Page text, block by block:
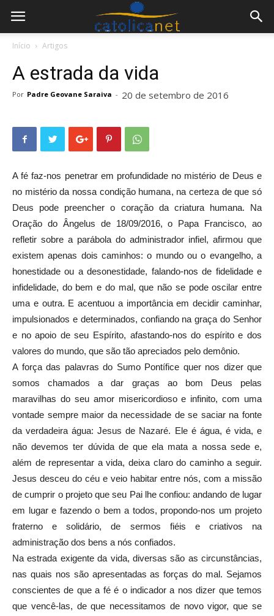
Início Artigos
A estrada da vida
Por Padre Geovane Saraiva - 20 de setembro de 2016
A fé faz-nos penetrar em profundidade no mistério de Deus e
no mistério da nossa condição humana, na certeza de que só
Deus pode preencher o coração da criatura humana. Na
Oração do Ângelus de 18/09/2016, o Papa Francisco, ao
refletir sobre a parábola do administrador infiel, afirmou que
existem apenas dois caminhos: o mundo ou o evangelho, a
honestidade ou a desonestidade, falando-nos de fidelidade e
infidelidade, do bem e do mal, que não se pode oscilar entre
uma e outra. E acentuou a importância em decidir caminhar,
impulsionados e determinados, confiando na graça do Senhor
e no apoio de seu Espírito, afastando-nos do espírito e dos
valores do mundo, que são tão apreciados pelo demônio.
A força das palavras do Sumo Pontífice quer nos dizer que
somos chamados a dar graças ao bom Deus pelas
maravilhas do seu amor misericordioso e infinito, com uma
vontade sempre maior da necessidade de se saciar na fonte
da verdadeira água: Jesus de Nazaré. Ele é água, é vida, e
não devemos ter dúvida de que ela mata a nossa sede e,
além de representar a vida, deixa claro do caminho a seguir.
Jesus desceu do céu e veio habitar entre nós, com a missão
de cumprir o projeto que seu Pai lhe confiou: andando de lugar
em lugar e fazendo o bem a todos, propondo-nos um projeto
fraterno e solidário, de sermos fiéis e criativos na
administração dos bens a nós confiados.
Na estrada exigente da vida, diversas são as circunstâncias,
nas quais nos são apresentadas as forças do mal. Sejamos
conscientes de que a fé é o indicador a nos dizer que temos
que vencê-las, de que necessitamos de novo vigor, que se